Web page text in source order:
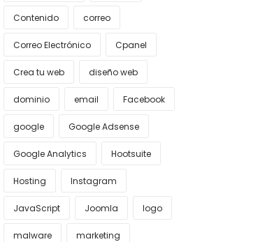
Contenido correo
Correo Electrónico Cpanel
Crea tu web diseño web
dominio email Facebook
google Google Adsense
Google Analytics Hootsuite
Hosting Instagram
JavaScript Joomla logo
malware marketing